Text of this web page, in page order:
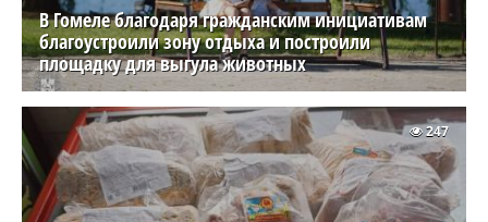
В Гомеле благодаря гражданским инициативам
благоустроили зону отдыха и построили
площадку для выгула животных
247